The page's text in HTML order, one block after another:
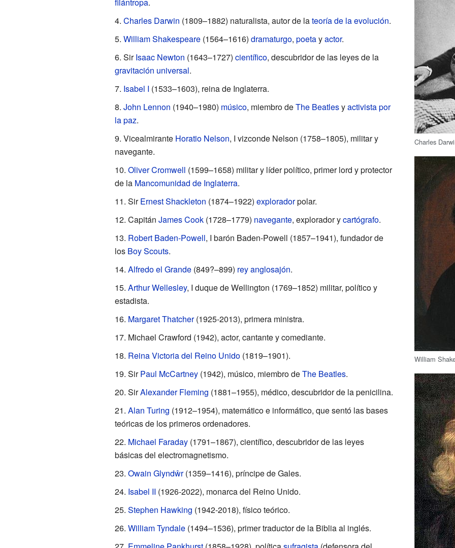
Charles
William
Charles Darwin (1809–1882) naturalista, autor de lateoría de la evolución.
William Shakespeare(1564–1616) dramaturgo, poetayactor.
SirIsaac Newton (1643–1727) científico, descubridor de las leyes de la
gravitación universal.
Isabel I (1533–1603), reina de Inglaterra.
John Lennon (1940–1980) músico, miembro deThe Beatlesyactivista por
la paz.
Vicealmirante Horatio Nelson, I vizconde Nelson (1758–1805), militar y
navegante.
Oliver Cromwell (1599–1658) militar y líder político, primer lord y protector
de la Mancomunidad de Inglaterra.
SirErnest Shackleton (1874–1922) exploradorpolar.
Capitán James Cook(1728–1779) navegante, explorador ycartógrafo.
Robert Baden-Powell, I barón Baden-Powell (1857–1941), fundador de
los Boy Scouts.
Alfredo el Grande(849?–899) reyanglosajón.
Arthur Wellesley, I duque de Wellington (1769–1852) militar, político y
estadista.
Margaret Thatcher(1925-2013), primera ministra.
Michael Crawford (1942), actor, cantante y comediante.
Reina Victoria del Reino Unido(1819–1901).
SirPaul McCartney(1942), músico, miembro deThe Beatles.
SirAlexander Fleming (1881–1955), médico, descubridor de la penicilina.
Alan Turing (1912–1954), matemático e informático, que sentó las bases
teóricas de los primeros ordenadores.
Michael Faraday(1791–1867), científico, descubridor de las leyes
básicas del electromagnetismo.
Owain Glyndŵr(1359–1416), príncipe de Gales.
Isabel II (1926-2022), monarca del Reino Unido.
Stephen Hawking (1942-2018), físico teórico.
William Tyndale(1494–1536), primer traductor de la Biblia al inglés.